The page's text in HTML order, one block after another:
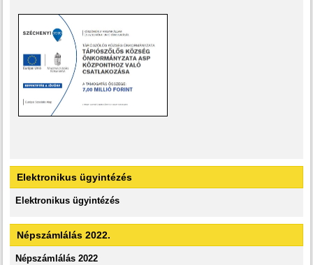
Elektronikus ügyintézés
Elektronikus ügyintézés
Népszámlálás 2022.
Népszámlálás 2022